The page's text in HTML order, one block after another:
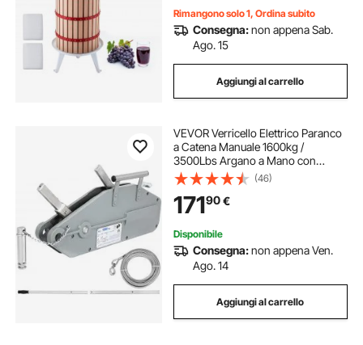
Rimangono solo 1, Ordina subito
Consegna:non appena Sab.
Ago. 15
Aggiungi al carrello
VEVOR Verricello Elettrico Paranco
a Catena Manuale 1600kg /
3500Lbs Argano a Mano con
Lunghezza della Corda 25m
Paranco Sollevatore per Argano
Manuale in Metallico Uso
(46)
17190€
Disponibile
Consegna:non appena Ven.
Ago. 14
Aggiungi al carrello